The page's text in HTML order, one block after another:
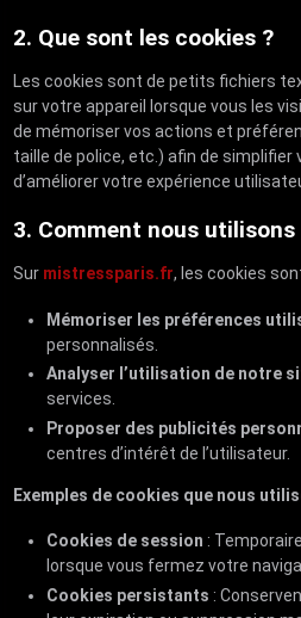
2. Que sont les cookies ?
Les cookies sont de petits fichiers
sur votre appareil lorsque vous les
de mémoriser vos actions et
taille de police, etc.) afin de
d’améliorer votre expérience
3. Comment nous utilisons
Sur mistressparis.fr, les cookies
Mémoriser les préférences
personnalisés.
Analyser l’utilisation de notre
services.
Proposer des publicités
centres d’intérêt de l’utilisateur.
Exemples de cookies que nous
Cookies de session :
lorsque vous fermez votre
Cookies persistants :